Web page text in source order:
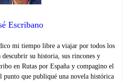
Escribano
mi tiempo libre a viajar por todos los
descubrir su historia, sus rincones y
en Rutas por España y compagino el
punto que publiqué una novela histórica